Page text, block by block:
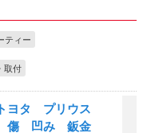
ティー
取付
ヨタ プリウス
傷 凹み 鈑金